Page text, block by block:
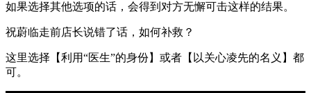
如果选择其他选项的话，会得到对方无懈可击这样的结果。
祝蔚临走前店长说错了话，如何补救？
这里选择【利用“医生”的身份】或者【以关心凌先的名义】都
可。